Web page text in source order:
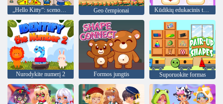
Geo čempionai
Nurodykite numerį 2 Formos jungtis Suporuokite formas